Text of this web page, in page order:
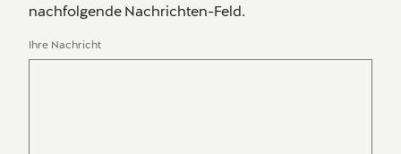
nachfolgende Nachrichten-Feld.
Ihre Nachricht